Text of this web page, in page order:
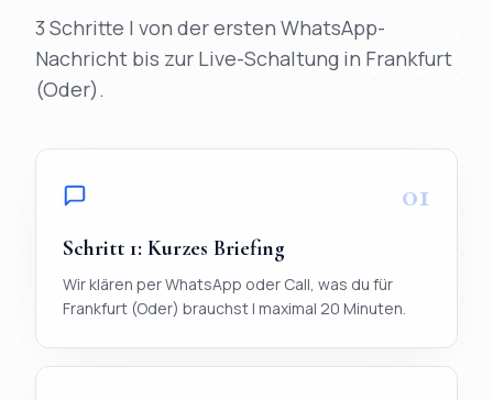
3 Schritte | von der ersten WhatsApp-
Nachricht bis zur Live-Schaltung in Frankfurt
(Oder).
01
Schritt 1: Kurzes Briefing
Wir klären per WhatsApp oder Call, was du für
Frankfurt (Oder) brauchst | maximal 20 Minuten.